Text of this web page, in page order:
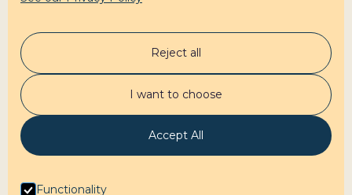
Accompagnement
Mon podcast
Test préparation
À propos
Contact
Contactez-moi
Reject all
I want to choose
Accept All
Functionality